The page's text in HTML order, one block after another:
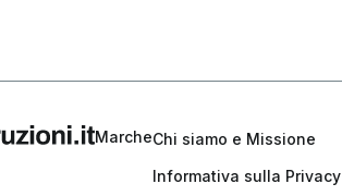
MarcheChi siamo e Missione
Informativa sulla Privacy